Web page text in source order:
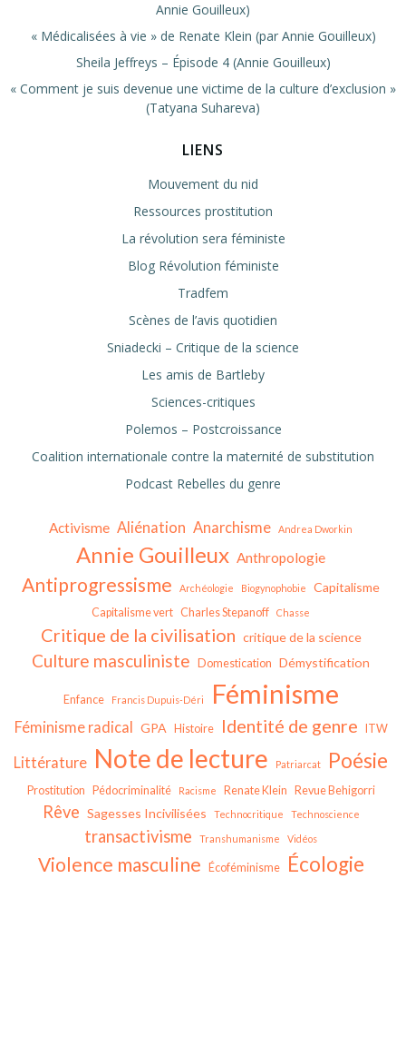
Annie Gouilleux)
« Médicalisées à vie » de Renate Klein (par Annie Gouilleux)
Sheila Jeffreys – Épisode 4 (Annie Gouilleux)
« Comment je suis devenue une victime de la culture d’exclusion »
(Tatyana Suhareva)
LIENS
Mouvement du nid
Ressources prostitution
La révolution sera féministe
Blog Révolution féministe
Tradfem
Scènes de l’avis quotidien
Sniadecki – Critique de la science
Les amis de Bartleby
Sciences-critiques
Polemos – Postcroissance
Coalition internationale contre la maternité de substitution
Podcast Rebelles du genre
Activisme Aliénation Anarchisme Andrea Dworkin
Annie Gouilleux Anthropologie
Antiprogressisme Archéologie Biogynophobie Capitalisme
Capitalisme vert Charles Stepanoff Chasse
Critique de la civilisation critique de la science
Culture masculiniste Domestication Démystification
Enfance Francis Dupuis-Déri Féminisme
Féminisme radical GPA Histoire Identité de genre ITW
Littérature Note de lecture Patriarcat Poésie
Prostitution Pédocriminalité Racisme Renate Klein Revue Behigorri
Rêve Sagesses Incivilisées Technocritique Technoscience
transactivisme Transhumanisme Vidéos
Violence masculine Écoféminisme Écologie